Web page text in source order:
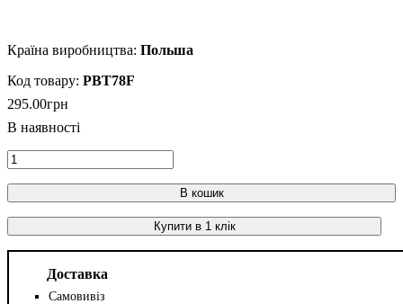
Польша
PBT78F
295.00грн
В кошик
Купити в 1 клік
Доставка
Самовивіз